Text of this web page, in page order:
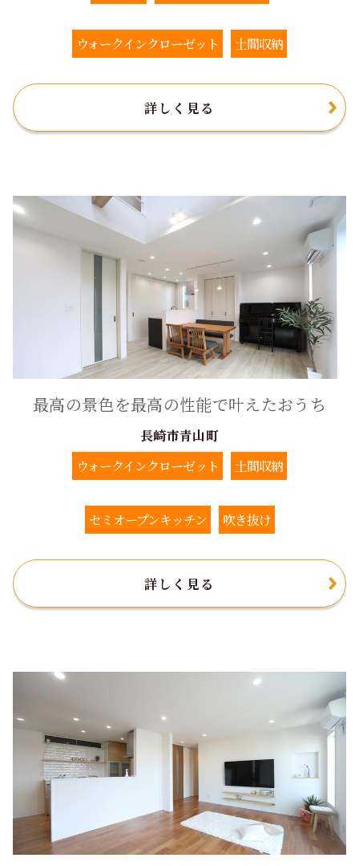
ウォークインクローゼット 土間収納
詳しく見る
最高の景色を最高の性能で叶えたおうち
長崎市青山町
ウォークインクローゼット
土間収納
セミオープンキッチン 吹き抜け
詳しく見る